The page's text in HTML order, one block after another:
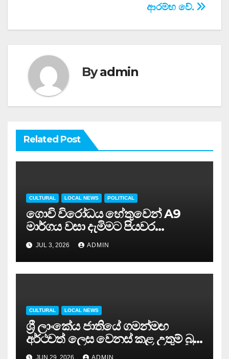
ආරම්භ වේ.
Byadmin
Related Post
CULTURAL LOCAL NEWS POLITICAL
ගොවි විරෝධය හේතුවෙන් A9
මාර්ගය වසා දැමිමට පියවර…
JUL 3, 2026 ADMIN
CULTURAL LOCAL NEWS
ශ්‍රී ලාංකේය ජාතියේ ගමන්මඟ
අර්ථවත් ලෙස වෙනස් කළ උතුම් බුදු
දහම මෙරටට ලැබුණේ අද වැනි
JUN 29, 2026 ADMIN